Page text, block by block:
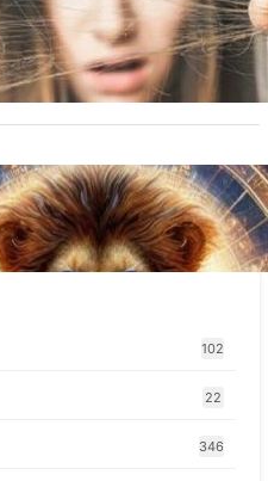
de proteine:
sănătății tale
8: Oportunități de
Cinci Zodii în 2026
102
22
346